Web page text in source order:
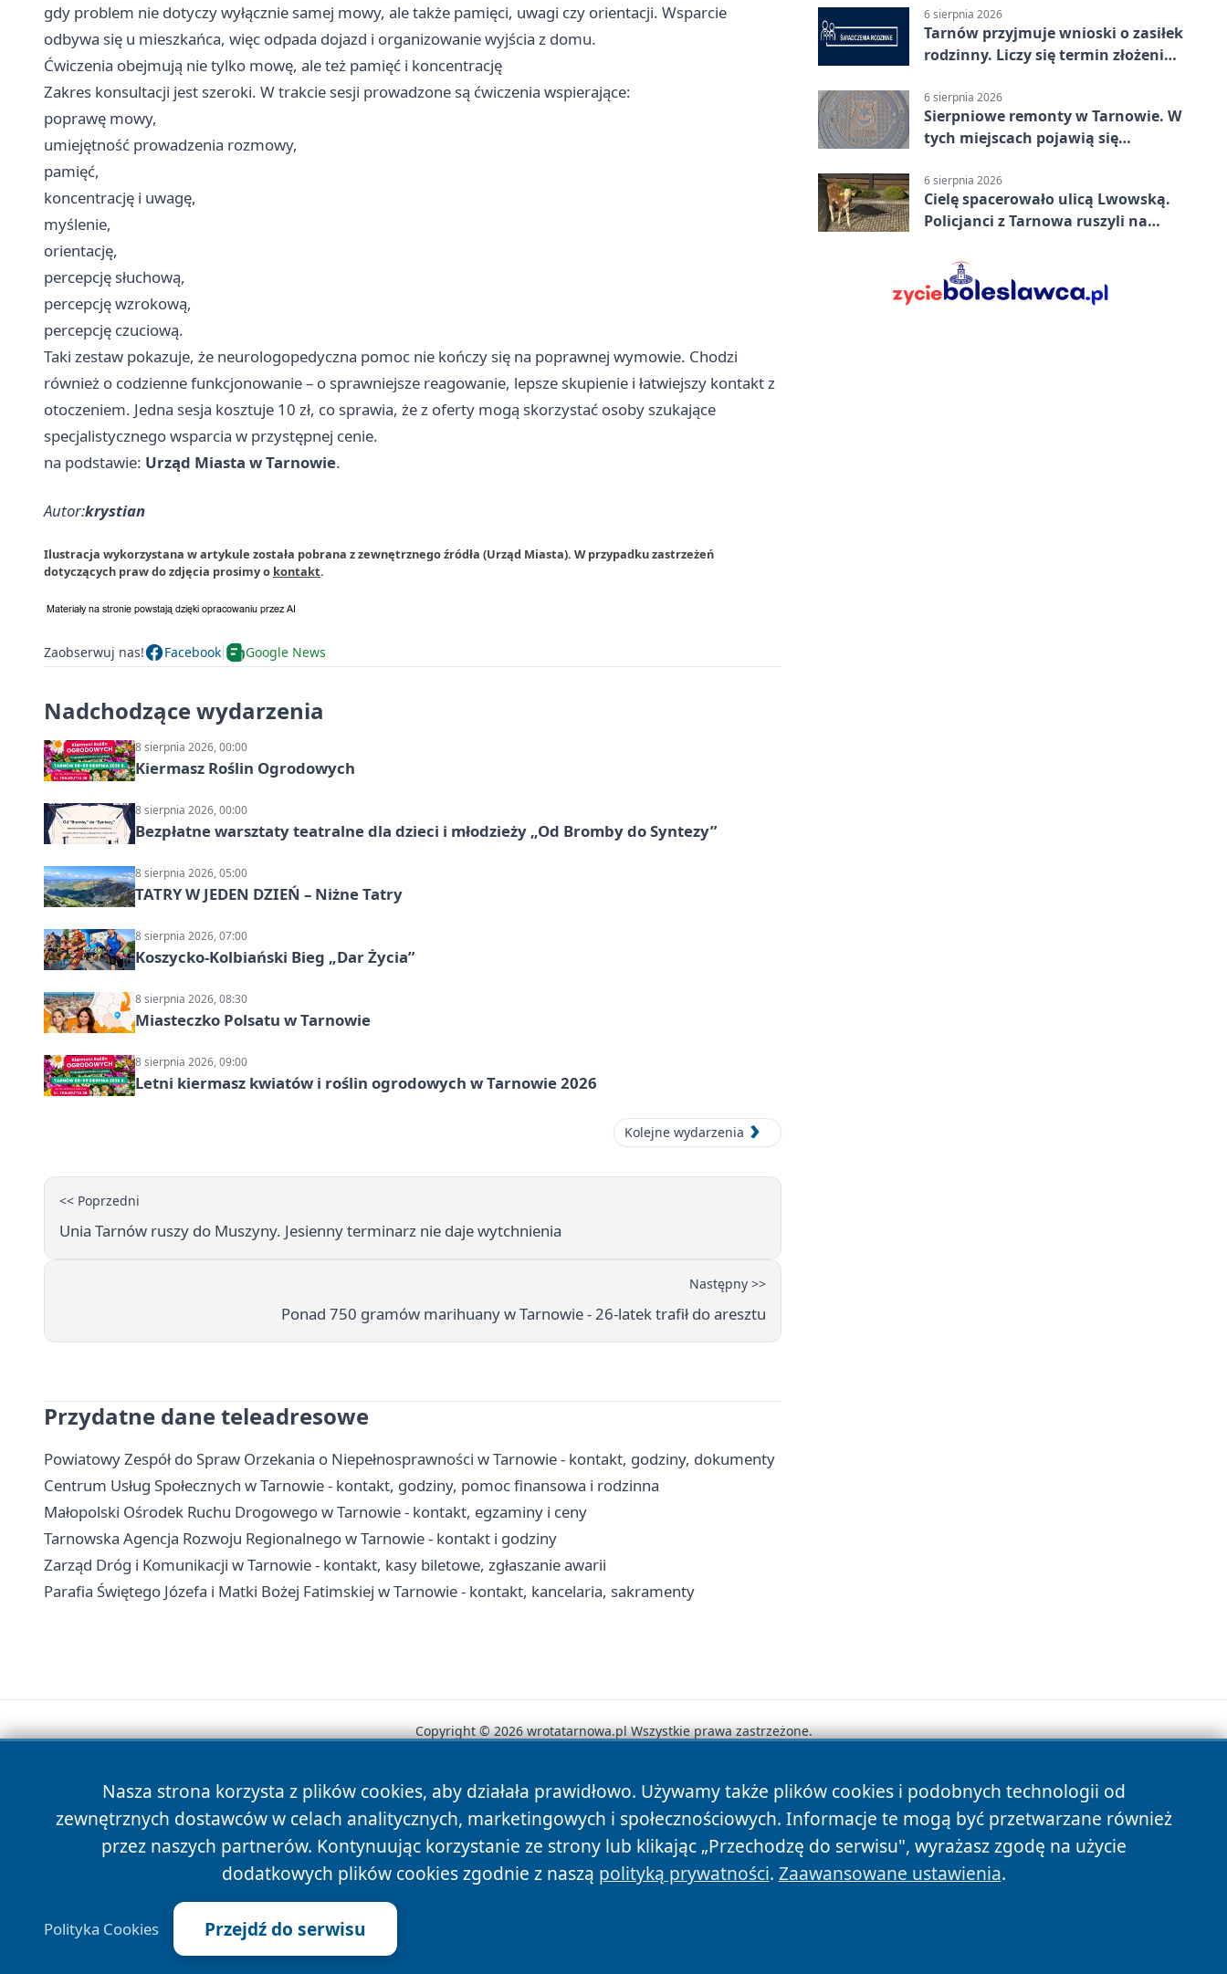
gdy problem nie dotyczy wyłącznie samej mowy, ale także pamięci, uwagi czy orientacji. Wsparcie
odbywa się u mieszkańca, więc odpada dojazd i organizowanie wyjścia z domu.
Ćwiczenia obejmują nie tylko mowę, ale też pamięć i koncentrację
Zakres konsultacji jest szeroki. W trakcie sesji prowadzone są ćwiczenia wspierające:
poprawę mowy,
umiejętność prowadzenia rozmowy,
pamięć,
koncentrację i uwagę,
myślenie,
orientację,
percepcję słuchową,
percepcję wzrokową,
percepcję czuciową.
Taki zestaw pokazuje, że neurologopedyczna pomoc nie kończy się na poprawnej wymowie. Chodzi
również o codzienne funkcjonowanie – o sprawniejsze reagowanie, lepsze skupienie i łatwiejszy kontakt z
otoczeniem. Jedna sesja kosztuje 10 zł, co sprawia, że z oferty mogą skorzystać osoby szukające
specjalistycznego wsparcia w przystępnej cenie.
na podstawie: Urząd Miasta w Tarnowie.
Autor:krystian
Ilustracja wykorzystana w artykule została pobrana z zewnętrznego źródła (Urząd Miasta). W przypadku zastrzeżeń
dotyczących praw do zdjęcia prosimy o kontakt.
Zaobserwuj nas! Facebook Google News
Nadchodzące wydarzenia
8 sierpnia 2026, 00:00
Kiermasz Roślin Ogrodowych
8 sierpnia 2026, 00:00
Bezpłatne warsztaty teatralne dla dzieci i młodzieży „Od Bromby do Syntezy”
8 sierpnia 2026, 05:00
TATRY W JEDEN DZIEŃ – Niżne Tatry
8 sierpnia 2026, 07:00
Koszycko-Kolbiański Bieg „Dar Życia”
8 sierpnia 2026, 08:30
Miasteczko Polsatu w Tarnowie
8 sierpnia 2026, 09:00
Letni kiermasz kwiatów i roślin ogrodowych w Tarnowie 2026
Kolejne wydarzenia
<< Poprzedni
Unia Tarnów ruszy do Muszyny. Jesienny terminarz nie daje wytchnienia
Następny >>
Ponad 750 gramów marihuany w Tarnowie - 26-latek trafił do aresztu
Przydatne dane teleadresowe
Powiatowy Zespół do Spraw Orzekania o Niepełnosprawności w Tarnowie - kontakt, godziny, dokumenty
Centrum Usług Społecznych w Tarnowie - kontakt, godziny, pomoc finansowa i rodzinna
Małopolski Ośrodek Ruchu Drogowego w Tarnowie - kontakt, egzaminy i ceny
Tarnowska Agencja Rozwoju Regionalnego w Tarnowie - kontakt i godziny
Zarząd Dróg i Komunikacji w Tarnowie - kontakt, kasy biletowe, zgłaszanie awarii
Parafia Świętego Józefa i Matki Bożej Fatimskiej w Tarnowie - kontakt, kancelaria, sakramenty
6 sierpnia 2026
Tarnów przyjmuje wnioski o zasiłek
rodzinny. Liczy się termin złożenia
6 sierpnia 2026
Sierpniowe remonty w Tarnowie. W
tych miejscach pojawią się
6 sierpnia 2026
Cielę spacerowało ulicą Lwowską.
Policjanci z Tarnowa ruszyli na
Nasza strona korzysta z plików cookies, aby działała prawidłowo. Używamy także plików cookies i podobnych technologii od
zewnętrznych dostawców w celach analitycznych, marketingowych i społecznościowych. Informacje te mogą być przetwarzane również
przez naszych partnerów. Kontynuując korzystanie ze strony lub klikając „Przechodzę do serwisu", wyrażasz zgodę na użycie
dodatkowych plików cookies zgodnie z naszą polityką prywatności. Zaawansowane ustawienia.
Polityka Cookies Przejdź do serwisu
Copyright © 2026 wrotatarnowa.pl Wszystkie prawa zastrzeżone.
News Autorzy Polityka Prywatności Polityka Cookies